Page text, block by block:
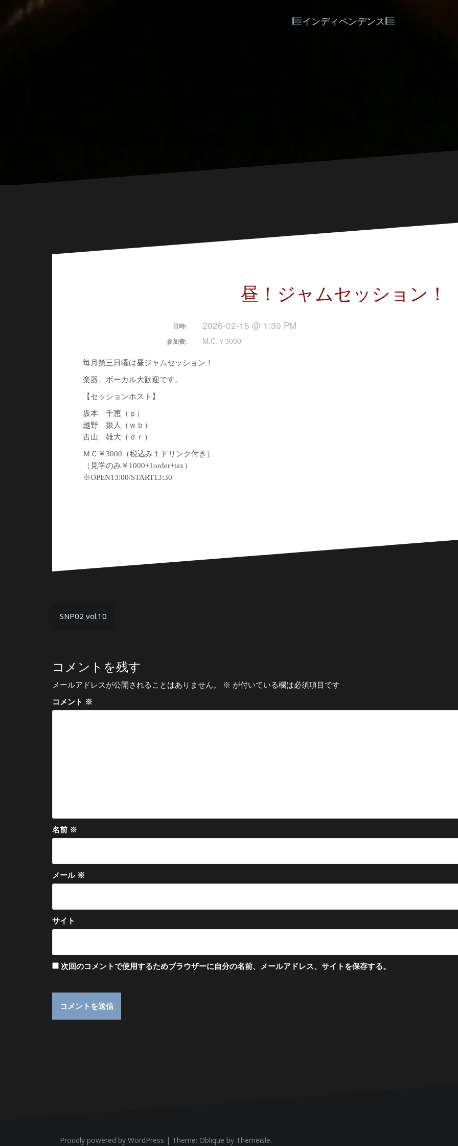
インディペンデンス
昼！ジャムセッション！
日時: 2026-02-15 @ 1:30 PM
参加費: M.C.￥3000
毎月第三日曜は昼ジャムセッション！
楽器、ボーカル大歓迎です。
【セッションホスト】
坂本 千恵（ｐ）
越野 振人（ｗｂ）
古山 雄大（ｄｒ）
ＭＣ￥3000（税込み１ドリンク付き）
（見学のみ￥1000+1order+tax）
※OPEN13:00/START13:30
投
ビ
ゲ
ー
シ
SNP02 vol.10
コメントを残す
メールアドレスが公開されることはありません。 ※ が付いている欄は必須項目です
コメント ※
名前 ※
メール ※
サイト
次回のコメントで使用するためブラウザーに自分の名前、メールアドレス、サイトを保存する。
Proudly powered by WordPress | Theme: Oblique by Themeisle.